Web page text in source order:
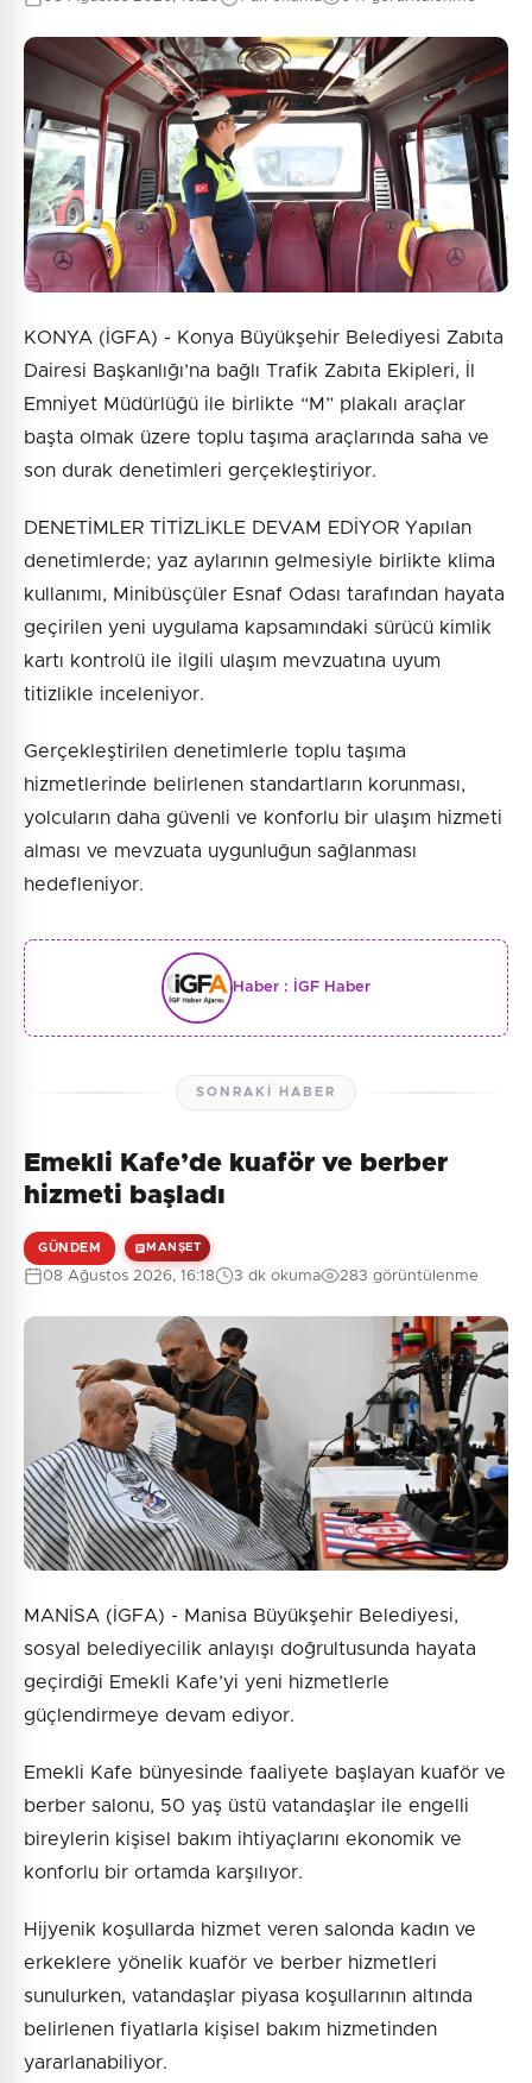
KONYA (İGFA) - Konya Büyükşehir Belediyesi Zabıta
Dairesi Başkanlığı’na bağlı Trafik Zabıta Ekipleri, İl
Emniyet Müdürlüğü ile birlikte “M” plakalı araçlar
başta olmak üzere toplu taşıma araçlarında saha ve
son durak denetimleri gerçekleştiriyor.
DENETİMLER TİTİZLİKLE DEVAM EDİYOR Yapılan
denetimlerde; yaz aylarının gelmesiyle birlikte klima
kullanımı, Minibüsçüler Esnaf Odası tarafından hayata
geçirilen yeni uygulama kapsamındaki sürücü kimlik
kartı kontrolü ile ilgili ulaşım mevzuatına uyum
titizlikle inceleniyor.
Gerçekleştirilen denetimlerle toplu taşıma
hizmetlerinde belirlenen standartların korunması,
yolcuların daha güvenli ve konforlu bir ulaşım hizmeti
alması ve mevzuata uygunluğun sağlanması
hedefleniyor.
Haber : İGF Haber
SONRAKI HABER
Emekli Kafe’de kuaför ve berber
hizmeti başladı
GÜNDEM MANŞET
08 Ağustos 2026, 16:18 3 dk okuma 283 görüntülenme
MANİSA (İGFA) - Manisa Büyükşehir Belediyesi,
sosyal belediyecilik anlayışı doğrultusunda hayata
geçirdiği Emekli Kafe’yi yeni hizmetlerle
güçlendirmeye devam ediyor.
Emekli Kafe bünyesinde faaliyete başlayan kuaför ve
berber salonu, 50 yaş üstü vatandaşlar ile engelli
bireylerin kişisel bakım ihtiyaçlarını ekonomik ve
konforlu bir ortamda karşılıyor.
Hijyenik koşullarda hizmet veren salonda kadın ve
erkeklere yönelik kuaför ve berber hizmetleri
sunulurken, vatandaşlar piyasa koşullarının altında
belirlenen fiyatlarla kişisel bakım hizmetinden
yararlanabiliyor.